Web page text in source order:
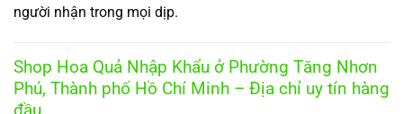
người nhận trong mọi dịp.
Shop Hoa Quả Nhập Khẩu ở Phường Tăng Nhơn
Phú, Thành phố Hồ Chí Minh – Địa chỉ uy tín hàng